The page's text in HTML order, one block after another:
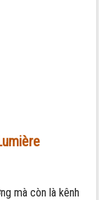
mà còn là kênh